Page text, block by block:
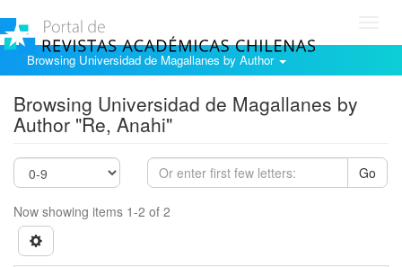
Browsing Universidad de Magallanes by Author
Browsing Universidad de Magallanes by
Author "Re, Anahi"
Go
Now showing items 1-2 of 2